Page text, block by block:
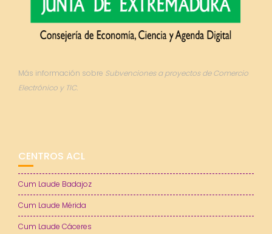
Más información sobre Subvenciones a proyectos de Comercio
Electrónico y TIC.
CENTROS ACL
Cum Laude Badajoz
Cum Laude Mérida
Cum Laude Cáceres